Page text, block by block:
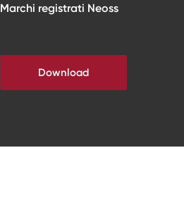
Marchi registrati Neoss
Download